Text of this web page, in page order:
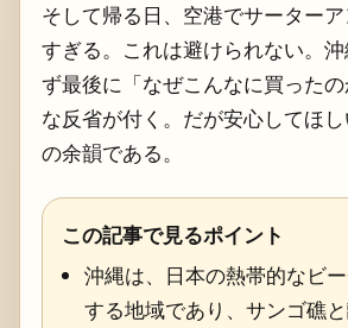
そして帰る日、空港でサーター
すぎる。これは避けられない。
ず最後に「なぜこんなに買った
な反省が付く。だが安心してほ
の余韻である。
この記事で見るポイント
沖縄は、日本の熱帯的なビ
する地域であり、サンゴ礁